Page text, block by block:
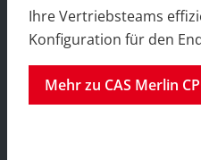
Ihre Vertriebsteams
Konfiguration für den
Mehr zu CAS Merlin